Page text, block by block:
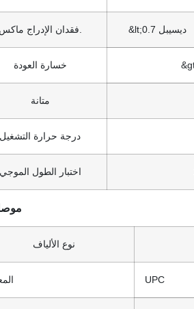
&lt;0.7 ديسيبل
خسارة العودة
متانة
درجة حرارة التشغيل
اختبار الطول الموجي
نوع الألياف
UPC